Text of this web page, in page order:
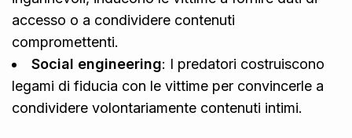
accesso o a condividere contenuti
compromettenti.
Social engineering: I predatori costruiscono
legami di fiducia con le vittime per convincerle a
condividere volontariamente contenuti intimi.